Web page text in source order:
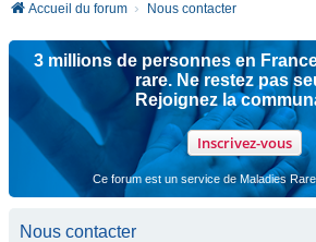
Accueil du forum Nous contacter
3 millions de personnes en
rare. Ne restez pas
Rejoignez la
Inscrivez-vous
Ce forum est un service de Maladies
Nous contacter